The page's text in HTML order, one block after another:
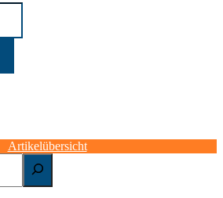
Artikelübersicht